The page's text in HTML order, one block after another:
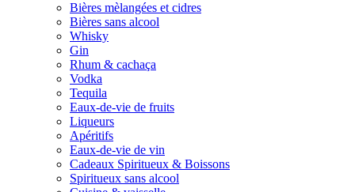
Bières mèlangées et cidres
Bières sans alcool
Whisky
Gin
Rhum & cachaça
Vodka
Tequila
Eaux-de-vie de fruits
Liqueurs
Apéritifs
Eaux-de-vie de vin
Cadeaux Spiritueux & Boissons
Spiritueux sans alcool